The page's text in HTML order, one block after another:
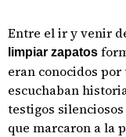
Entre el ir y venir
limpiar zapatos
eran conocidos
escuchaban
testigos
que marcaron a la